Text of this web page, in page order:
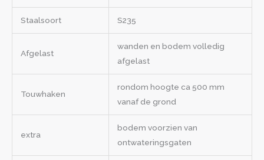
Staalsoort S235
Afgelast
wanden en bodem volledig
afgelast
Touwhaken
rondom hoogte ca 500 mm
vanaf de grond
extra
bodem voorzien van
ontwateringsgaten